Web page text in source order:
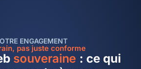
ENGAGEMENT
pas juste conforme
souveraine : ce qui